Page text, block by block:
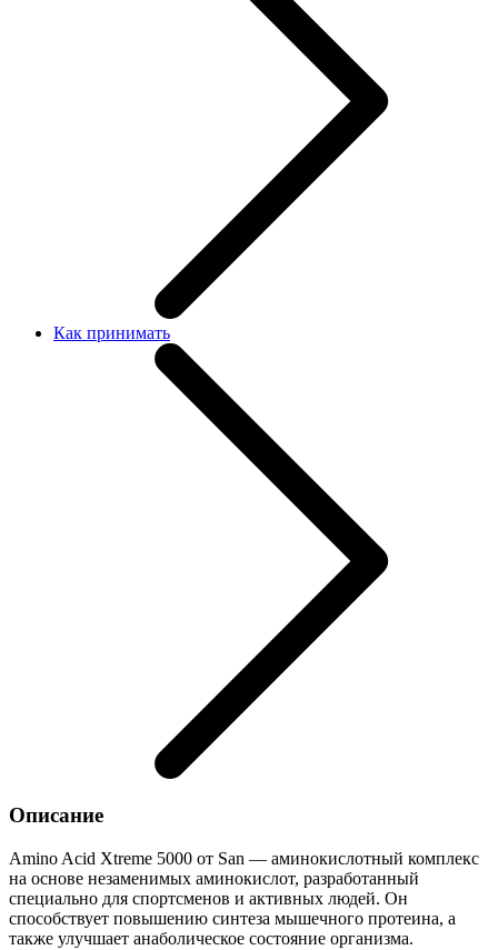
Как принимать
Описание
Amino Acid Xtreme 5000 от San — аминокислотный комплекс
на основе незаменимых аминокислот, разработанный
специально для спортсменов и активных людей. Он
способствует повышению синтеза мышечного протеина, а
также улучшает анаболическое состояние организма.